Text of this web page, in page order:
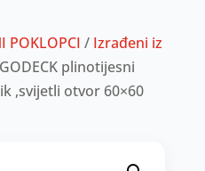
POKLOPCI / Izrađeni iz
plinotijesni
,svijetli otvor 60×60